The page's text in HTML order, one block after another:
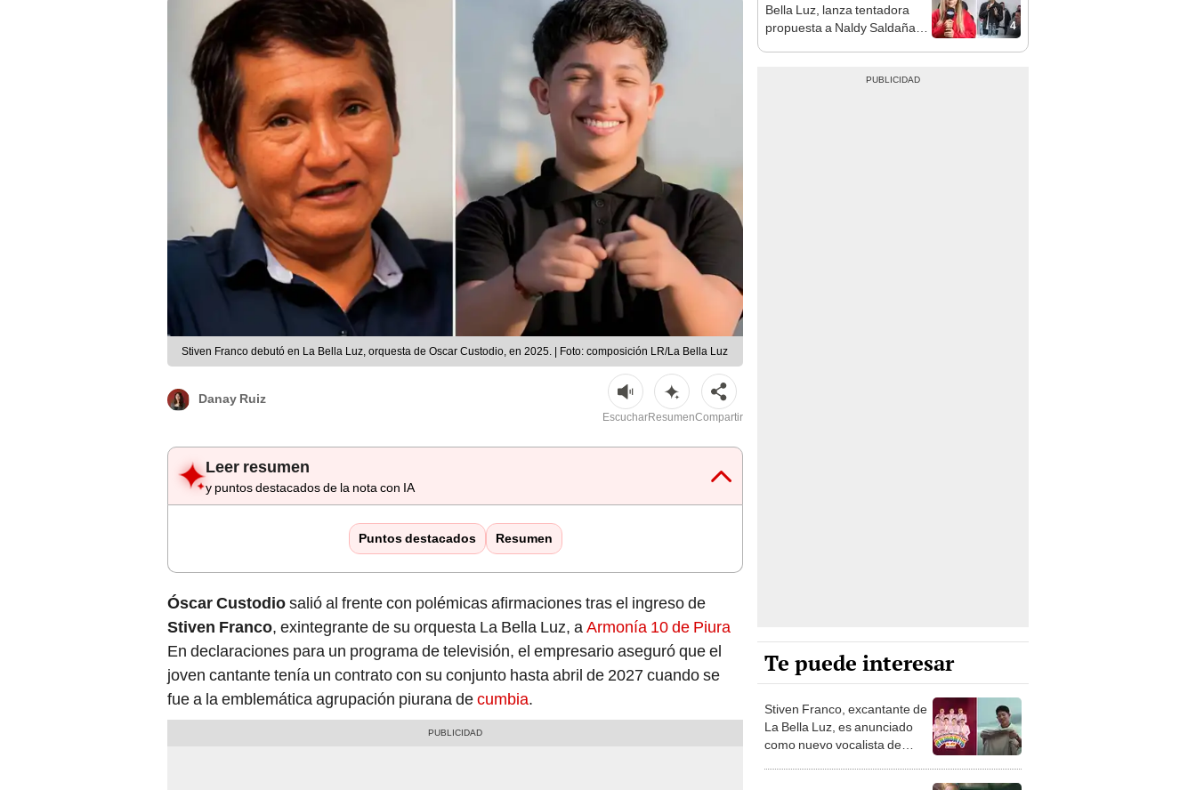
Stiven Franco debutó en La Bella Luz, orquesta de Oscar Custodio, en 2025. | Foto: composición LR/La Bella Luz
Danay Ruiz
EscucharResumenCompartir
Leer resumen
y puntos destacados de la nota con IA
Puntos destacados Resumen
Óscar Custodiosalió al frente con polémicas afirmaciones tras el ingreso de
Stiven Franco, exintegrante de su orquesta La Bella Luz, aArmonía 10 de Piura
En declaraciones para un programa de televisión, el empresario aseguró que el
joven cantante tenía un contrato con su conjunto hasta abril de 2027 cuando se
fue a la emblemática agrupación piurana decumbia.
4
Bella Luz, lanza tentadora
propuesta a Naldy Saldaña
Te puede interesar
Stiven Franco, excantante de
La Bella Luz, es anunciado
como nuevo vocalista de